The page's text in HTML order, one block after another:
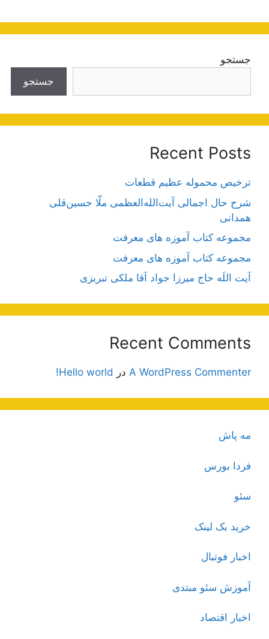
جستجو
جستجو
Recent Posts
ترخیص محموله عظیم قطعات
شرح حال اجمالی آیت‌الله‌العظمی ملّا حسین‌قلی
همدانی
مجموعه کتاب آموزه های معرفت
مجموعه کتاب آموزه های معرفت
آیت اللَه حاج میرزا جواد آقا ملکی تبریزی
Recent Comments
A WordPress Commenter در Hello world!
مه پاش
فردا بورس
سئو
خرید بک لینک
اخبار فوتبال
آموزش سئو مبتدی
اخبار اقتصاد